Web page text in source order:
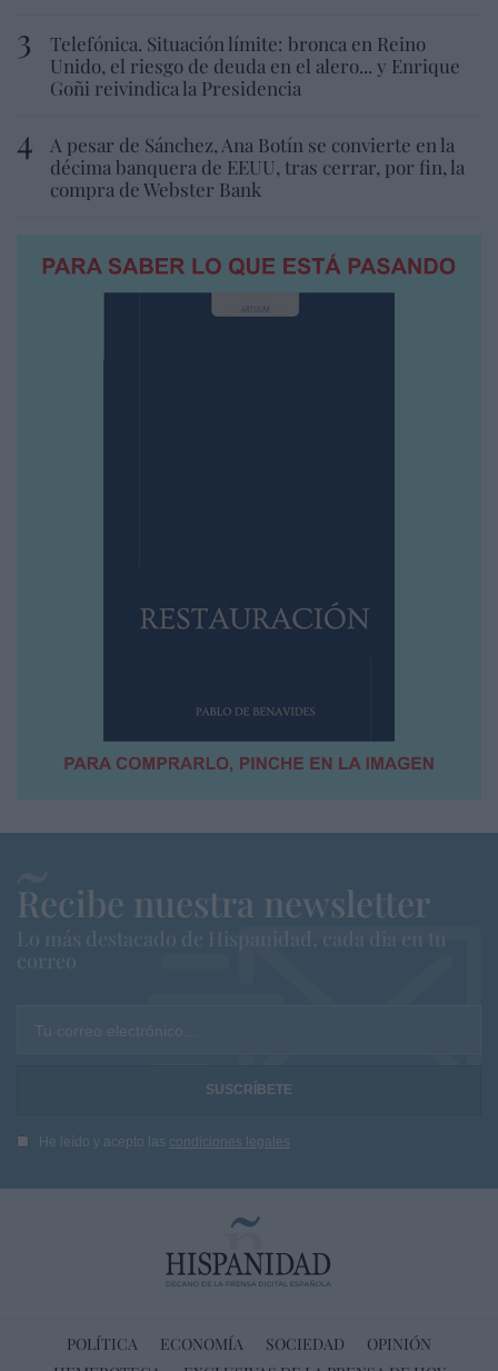
Telefónica. Situación límite: bronca en Reino
Unido, el riesgo de deuda en el alero... y Enrique
Goñi reivindica la Presidencia
A pesar de Sánchez, Ana Botín se convierte en la
décima banquera de EEUU, tras cerrar, por fin, la
compra de Webster Bank
Recibe nuestra newsletter
Lo más destacado de Hispanidad, cada dia en tu
correo
Tu correo electrónico...
He leído y acepto las condiciones legales
POLÍTICA ECONOMÍA SOCIEDAD
OPINIÓN